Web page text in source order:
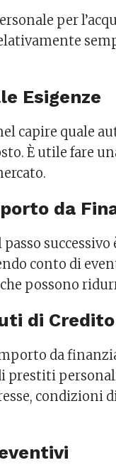
per
Esigenze
capire quale
È utile fare
da
conto di
possono
di Credito
da
prestiti
condizioni